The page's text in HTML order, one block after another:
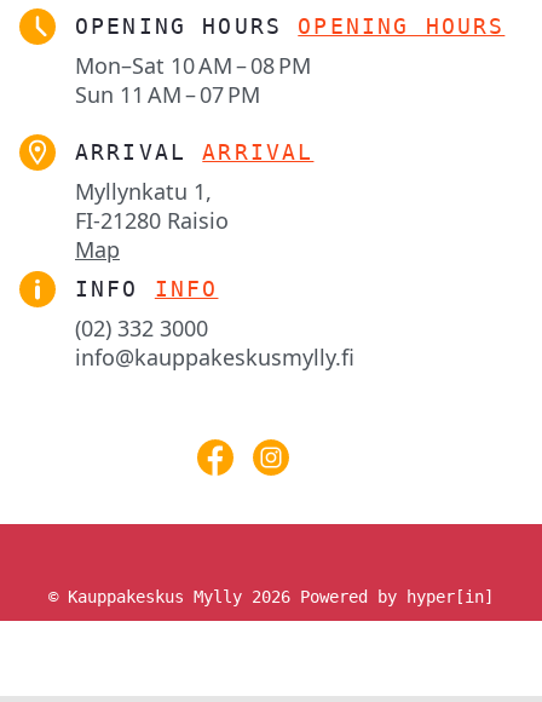
OPENING HOURS OPENING HOURS
Mon–Sat 10 AM – 08 PM
Sun 11 AM – 07 PM
ARRIVAL ARRIVAL
Myllynkatu 1,
FI-21280 Raisio
Map
INFO INFO
(02) 332 3000
info@kauppakeskusmylly.fi
© Kauppakeskus Mylly 2026 Powered by hyper[in]